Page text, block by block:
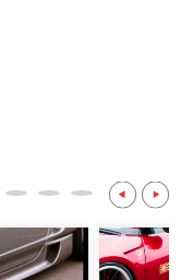
ルや変更につい
セルや変更は
ラー等、お間